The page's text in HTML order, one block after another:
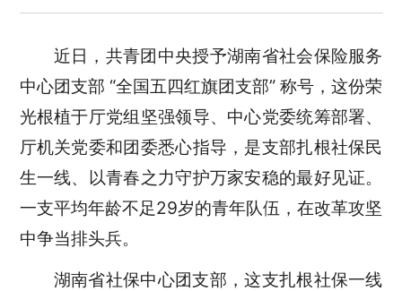
近日，共青团中央授予湖南省社会保险服务
中心团支部 “全国五四红旗团支部” 称号，这份荣
光根植于厅党组坚强领导、中心党委统筹部署、
厅机关党委和团委悉心指导，是支部扎根社保民
生一线、以青春之力守护万家安稳的最好见证。
一支平均年龄不足29岁的青年队伍，在改革攻坚
中争当排头兵。
湖南省社保中心团支部，这支扎根社保一线